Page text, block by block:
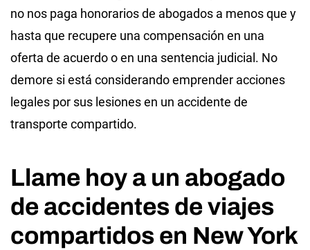
no nos paga honorarios de abogados a menos que y
hasta que recupere una compensación en una
oferta de acuerdo o en una sentencia judicial. No
demore si está considerando emprender acciones
legales por sus lesiones en un accidente de
transporte compartido.
Llame hoy a un abogado
de accidentes de viajes
compartidos en New York